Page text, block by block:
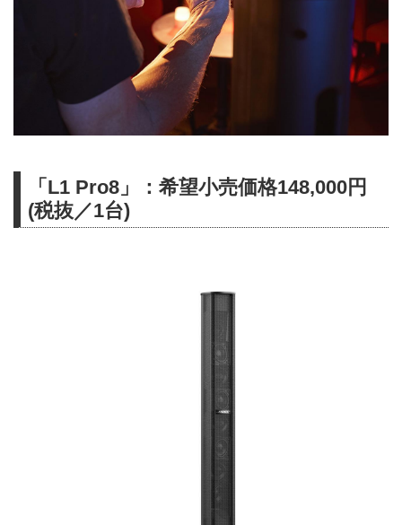
「L1 Pro8」：希望小売価格148,000円
(税抜／1台)